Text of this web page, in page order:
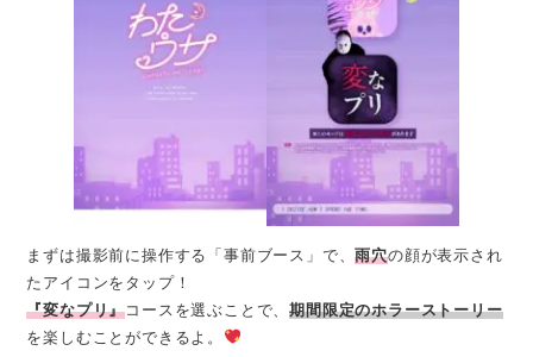
まずは撮影前に操作する「事前ブース」で、雨穴の顔が表示され
たアイコンをタップ！
『変なプリ』コースを選ぶことで、期間限定のホラーストーリー
を楽しむことができるよ。